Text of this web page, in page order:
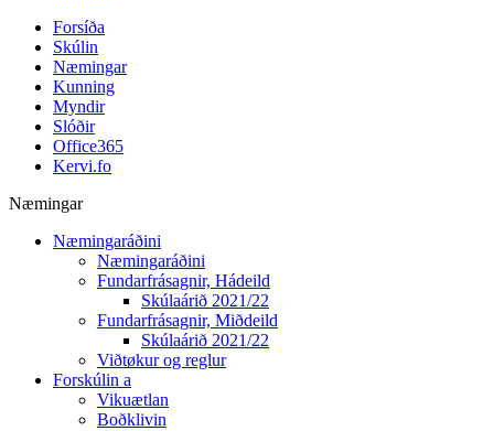
Forsíða
Skúlin
Næmingar
Kunning
Myndir
Slóðir
Office365
Kervi.fo
Næmingar
Næmingaráðini
Næmingaráðini
Fundarfrásagnir, Hádeild
Skúlaárið 2021/22
Fundarfrásagnir, Miðdeild
Skúlaárið 2021/22
Viðtøkur og reglur
Forskúlin a
Vikuætlan
Boðklivin